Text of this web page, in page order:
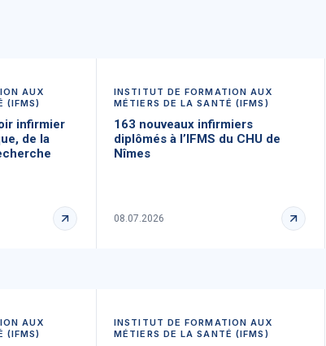
AUX
(IFMS)
infirmier
de la
INSTITUT DE FORMATION AUX
MÉTIERS DE LA SANTÉ (IFMS)
163 nouveaux infirmiers
diplômés à l’IFMS du CHU de
Nîmes
08.07.2026
AUX
(IFMS)
INSTITUT DE FORMATION AUX
MÉTIERS DE LA SANTÉ (IFMS)